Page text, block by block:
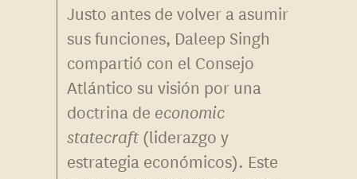
Justo antes de volver a asumir
sus funciones, Daleep Singh
compartió con el Consejo
Atlántico su visión por una
doctrina de economic
statecraft (liderazgo y
estrategia económicos). Este